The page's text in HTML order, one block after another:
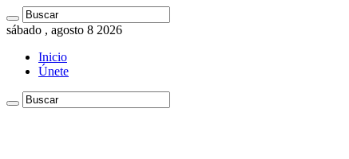
sábado , agosto 8 2026
Inicio
Únete